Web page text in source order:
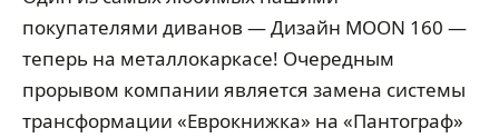
покупателями диванов — Дизайн MOON 160 —
теперь на металлокаркасе! Очередным
прорывом компании является замена системы
трансформации «Еврокнижка» на «Пантограф»